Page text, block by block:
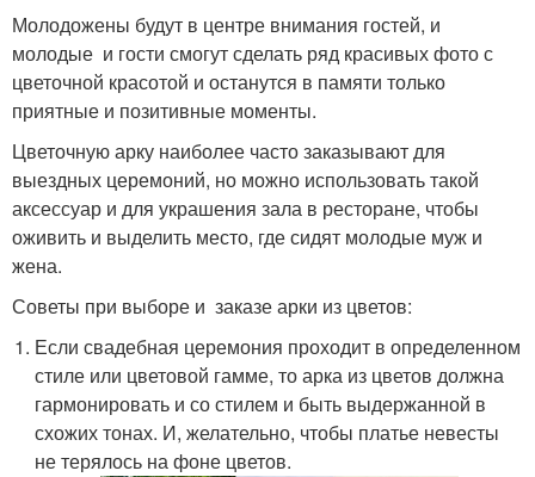
Молодожены будут в центре внимания гостей, и
молодые и гости смогут сделать ряд красивых фото с
цветочной красотой и останутся в памяти только
приятные и позитивные моменты.
Цветочную арку наиболее часто заказывают для
выездных церемоний, но можно использовать такой
аксессуар и для украшения зала в ресторане, чтобы
оживить и выделить место, где сидят молодые муж и
жена.
Советы при выборе и заказе арки из цветов:
Если свадебная церемония проходит в определенном
стиле или цветовой гамме, то арка из цветов должна
гармонировать и со стилем и быть выдержанной в
схожих тонах. И, желательно, чтобы платье невесты
не терялось на фоне цветов.